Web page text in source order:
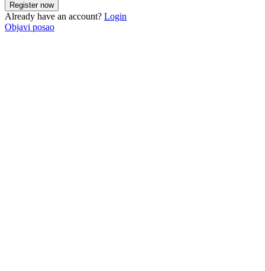
Already have an account? Login
Objavi posao